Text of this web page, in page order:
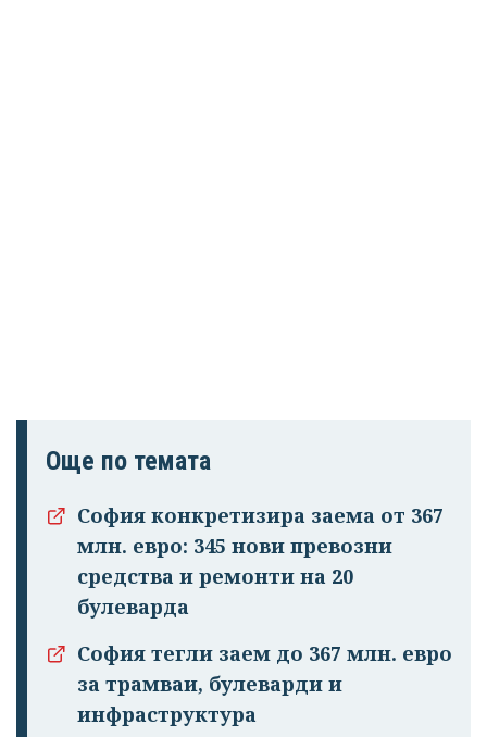
Още по темата
София конкретизира заема от 367
млн. евро: 345 нови превозни
средства и ремонти на 20
булеварда
София тегли заем до 367 млн. евро
за трамваи, булеварди и
инфраструктура